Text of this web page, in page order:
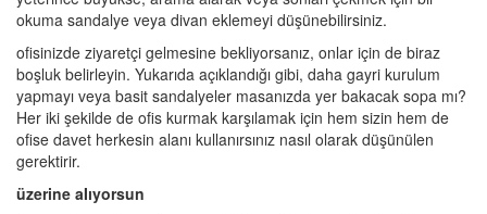
okuma sandalye veya divan eklemeyi düşünebilirsiniz.
ofisinizde ziyaretçi gelmesine bekliyorsanız, onlar için de biraz
boşluk belirleyin. Yukarıda açıklandığı gibi, daha gayri kurulum
yapmayı veya basit sandalyeler masanızda yer bakacak sopa mı?
Her iki şekilde de ofis kurmak karşılamak için hem sizin hem de
ofise davet herkesin alanı kullanırsınız nasıl olarak düşünülen
gerektirir.
üzerine aIıyorsun